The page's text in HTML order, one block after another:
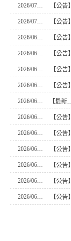
2026/07/24 【公告】
2026/07/06 【公告】
2026/06/26 【公告】
2026/06/26 【公告】
2026/06/26 【公告】
2026/06/26 【公告】
2026/06/25 【最新
2026/06/18 【公告】
2026/06/10 【公告】
2026/06/10 【公告】
2026/06/10 【公告】
2026/06/10 【公告】
2026/06/10 【公告】